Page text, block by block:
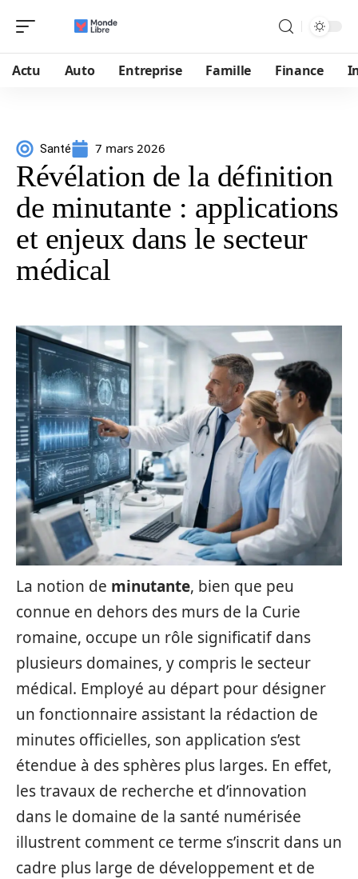
Actu Auto Entreprise Famille Finance
Santé 7 mars 2026
Révélation de la définition
de minutante : applications
et enjeux dans le secteur
médical
La notion de minutante, bien que peu
connue en dehors des murs de la Curie
romaine, occupe un rôle significatif dans
plusieurs domaines, y compris le secteur
médical. Employé au départ pour désigner
un fonctionnaire assistant la rédaction de
minutes officielles, son application s’est
étendue à des sphères plus larges. En effet,
les travaux de recherche et d’innovation
dans le domaine de la santé numérisée
illustrent comment ce terme s’inscrit dans un
cadre plus large de développement et de